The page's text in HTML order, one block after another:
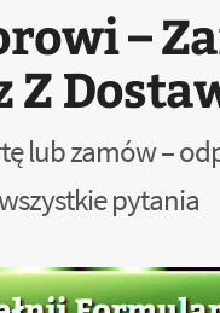
–
Z
lub zamów –
pytania